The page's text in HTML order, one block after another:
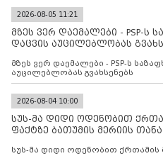
2026-08-05 11:21
მზეს ვერ დაემალები - PSP-ს
დაცვის აუცილებლობას
მზეს ვერ დაემალები - PSP-ს
აუცილებლობას გვახსენებს
2026-08-04 10:00
სუს-მა დიდი ოდენობით
ფაქტზე ბათუმის მერიის
სუს-მა დიდი ოდენობით ქრთამის მოთხოვნისა და აღების ფაქტზე